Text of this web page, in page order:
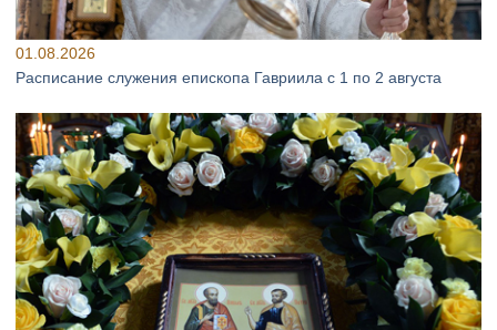
01.08.2026
Расписание служения епископа Гавриила с 1 по 2 августа